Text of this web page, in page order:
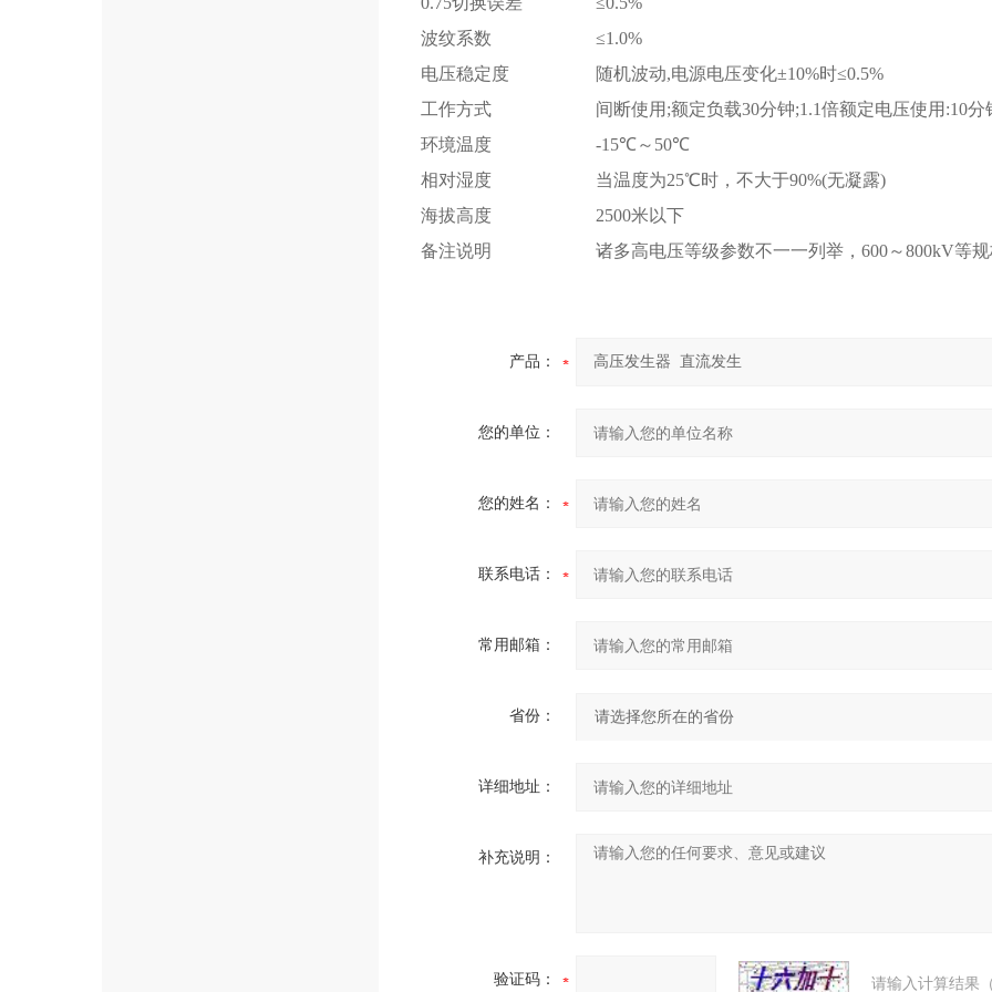
波纹系数
≤1.0%
电压稳定度
随机波动,电源电压变化±10%时≤0.5%
工作方式
间断使用;额定负载30分钟;1.1倍额定电压使用:10分
环境温度
-15℃～50℃
相对湿度
当温度为25℃时，不大于90%(无凝露)
海拔高度
2500米以下
备注说明
诸多高电压等级参数不一一列举，600～800kV等规
产品：
您的单位：
您的姓名：
联系电话：
常用邮箱：
省份：
详细地址：
补充说明：
验证码： 请输入计算结果